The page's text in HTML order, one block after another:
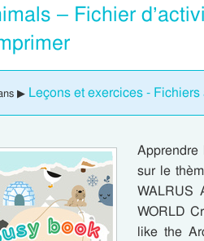
– Fichier
▶ Leçons et exercices -
Apprendre
sur le
WALRUS
WORLD
like the